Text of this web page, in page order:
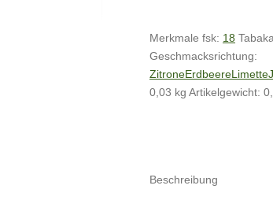
Merkmale fsk: 18
Geschmacksrichtung:
ZitroneErdbeereLimette
0,03 kg Artikelgewicht:
Beschreibung